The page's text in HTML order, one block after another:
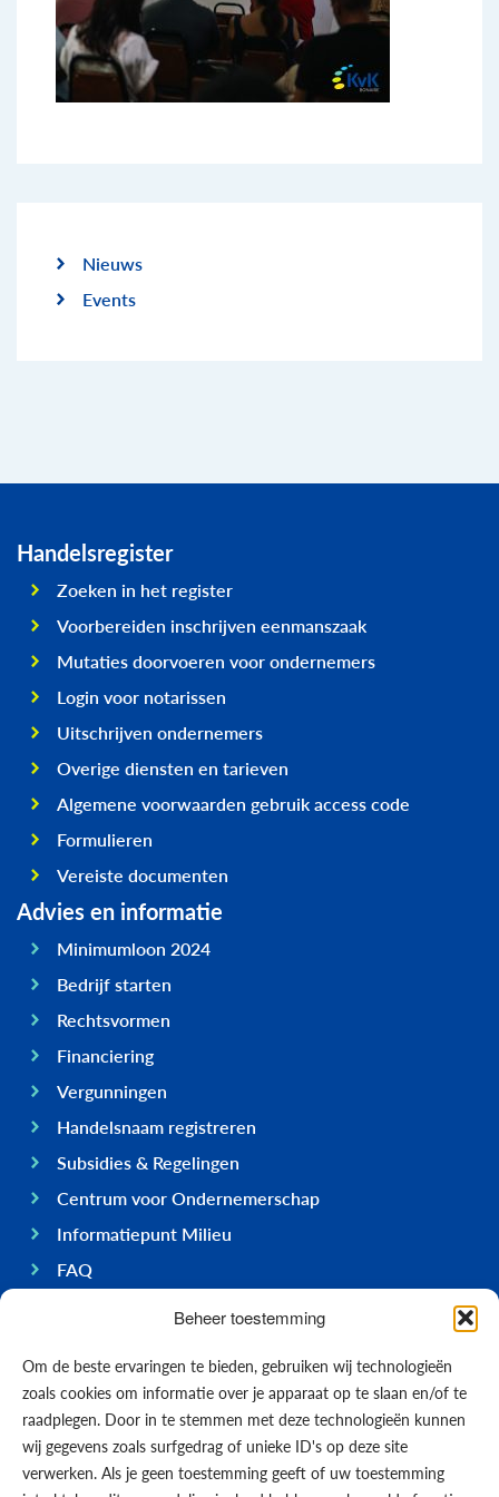
Beheer toestemming
Om de beste ervaringen te bieden, gebruiken wij technologieën
zoals cookies om informatie over je apparaat op te slaan en/of te
raadplegen. Door in te stemmen met deze technologieën kunnen
wij gegevens zoals surfgedrag of unieke ID's op deze site
verwerken. Als je geen toestemming geeft of uw toestemming
Nieuws
Events
Handelsregister
Zoeken in het register
Voorbereiden inschrijven eenmanszaak
Mutaties doorvoeren voor ondernemers
Login voor notarissen
Uitschrijven ondernemers
Overige diensten en tarieven
Algemene voorwaarden gebruik access code
Formulieren
Vereiste documenten
Advies en informatie
Minimumloon 2024
Bedrijf starten
Rechtsvormen
Financiering
Vergunningen
Handelsnaam registreren
Subsidies & Regelingen
Centrum voor Ondernemerschap
Informatiepunt Milieu
FAQ
Ondernemen op Bonaire
Economie
Regering
Infrastructuur
Algemeen